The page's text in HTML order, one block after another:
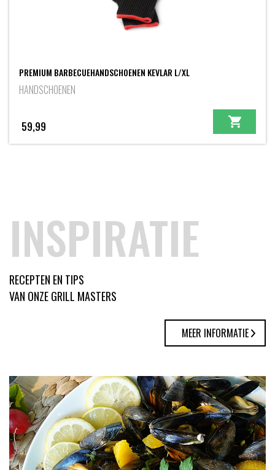
PREMIUM BARBECUEHANDSCHOENEN KEVLAR L/XL
HANDSCHOENEN
59,99
INSPIRATIE
RECEPTEN EN TIPS
VAN ONZE GRILL MASTERS
MEER INFORMATIE